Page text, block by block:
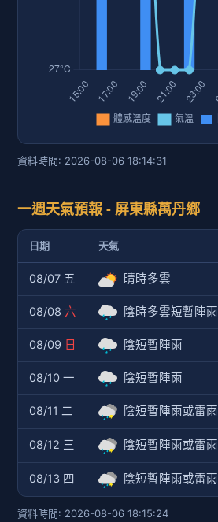
資料時間: 2026-08-06 18:14:31
一週天氣預報 - 屏東縣萬丹鄉
日期 天氣
08/07 五 晴時多雲
08/08 六 陰時多雲短暫陣雨
08/09 日 陰短暫陣雨
08/10 一 陰短暫陣雨
08/11 二 陰短暫陣雨或雷雨
08/12 三 陰短暫陣雨或雷雨
08/13 四 陰短暫陣雨或雷雨
資料時間: 2026-08-06 18:15:24